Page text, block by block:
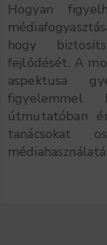
Hogyan
hogy
fejlődését. A
aspektusa
figyelemmel
útmutatóban
tanácsokat